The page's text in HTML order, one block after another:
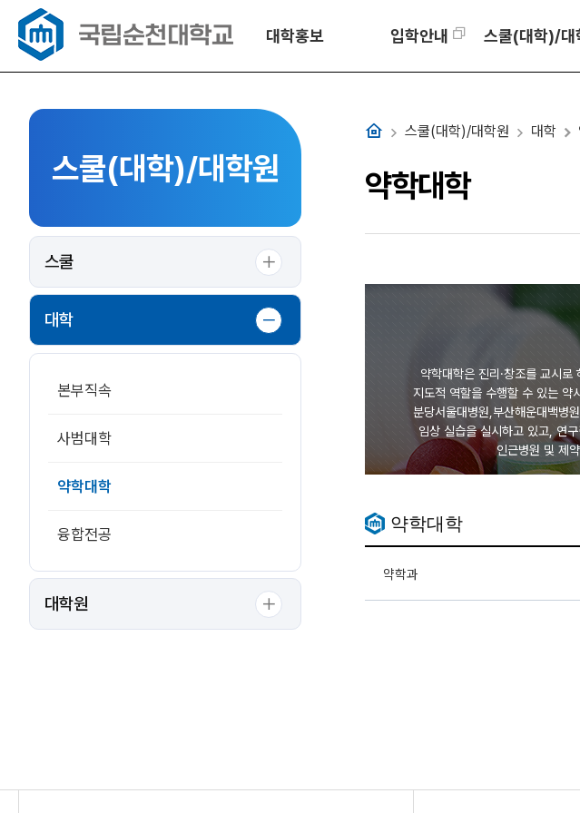
대학홍보 입학안내 스쿨(대학)/대
스쿨(대학)/대학원
스쿨
대학
본부직속
사범대학
약학대학
융합전공
대학원
홈 스쿨(대학)/대학원 대학
약학대학
약학대학은 진리·창조를 교시
지도적 역할을 수행할 수 있는 약
분당서울대병원,부산해운대백병
임상 실습을 실시하고 있고, 연
인근병원 및 제
약학대학
약학과